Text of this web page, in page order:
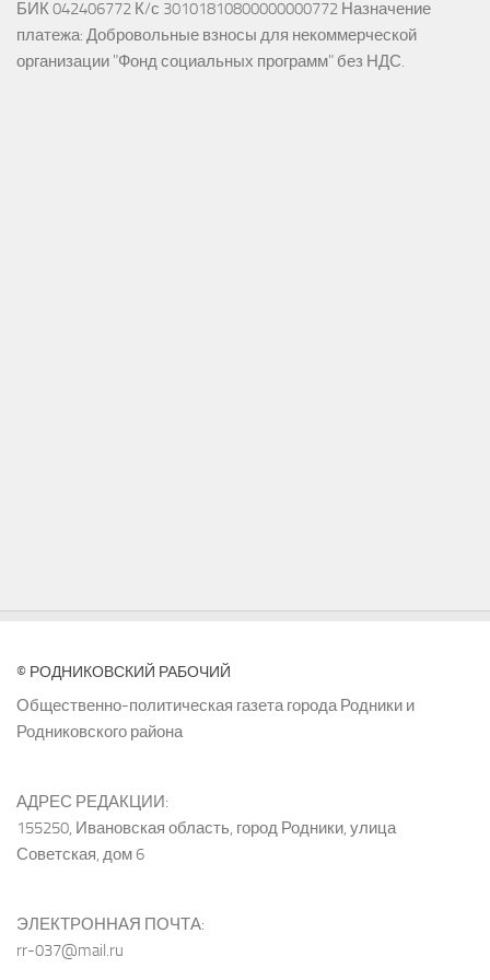
БИК 042406772 К/с 30101810800000000772 Назначение
платежа: Добровольные взносы для некоммерческой
организации "Фонд социальных программ" без НДС.
© РОДНИКОВСКИЙ РАБОЧИЙ
Общественно-политическая газета города Родники и
Родниковского района
АДРЕС РЕДАКЦИИ:
155250, Ивановская область, город Родники, улица
Советская, дом 6
ЭЛЕКТРОННАЯ ПОЧТА:
rr-037@mail.ru